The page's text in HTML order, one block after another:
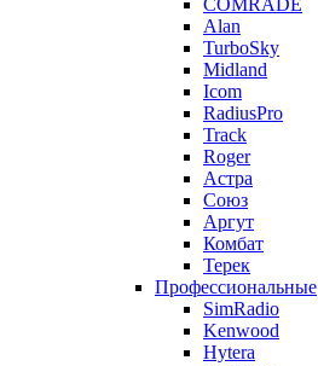
Alan
TurboSky
Midland
Icom
RadiusPro
Track
Roger
Астра
Союз
Аргут
Комбат
Терек
Профессиональные
SimRadio
Kenwood
Hytera